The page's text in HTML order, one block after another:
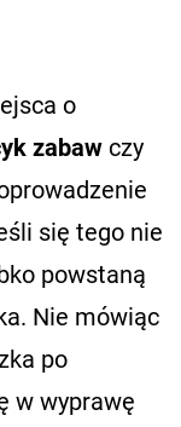
o
zabaw czy
się tego nie
powstaną
Nie mówiąc
po
w wyprawę